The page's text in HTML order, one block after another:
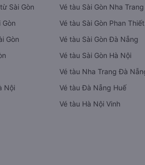
Sài Gòn
Gòn
Gòn
Nội
Vé tàu Sài Gòn Nha Trang
Vé tàu Sài Gòn Phan Thiết
Vé tàu Sài Gòn Đà Nẵng
Vé tàu Sài Gòn Hà Nội
Vé tàu Nha Trang Đà
Vé tàu Đà Nẵng Huế
Vé tàu Hà Nội Vinh